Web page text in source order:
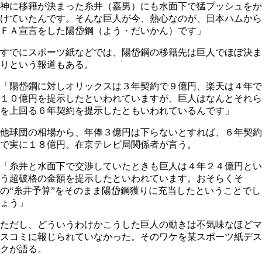
神に移籍が決まった糸井（嘉男）にも水面下で猛プッシュをか
けていたんです。そんな巨人が今、熱心なのが、日本ハムから
ＦＡ宣言をした陽岱鋼（よう・だいかん）です」
すでにスポーツ紙などでは、陽岱鋼の移籍先は巨人でほぼ決ま
りという報道もある。
「陽岱鋼に対しオリックスは３年契約で９億円、楽天は４年で
１０億円を提示したといわれていますが、巨人はなんとそれら
を上回る６年契約を提示したともいわれているんです」
他球団の相場から、年俸３億円は下らないとすれば、６年契約
で実に１８億円。在京テレビ局関係者が言う。
「糸井と水面下で交渉していたときも巨人は４年２４億円とい
う超破格の金額を提示したといわれています。おそらくそ
の“糸井予算”をそのまま陽岱鋼獲りに充当したということでし
ょう」
ただし、どういうわけかこうした巨人の動きは不気味なほどマ
スコミに報じられていなかった。そのワケを某スポーツ紙デス
クが語る。